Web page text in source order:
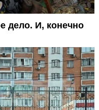
дело. И, конечно